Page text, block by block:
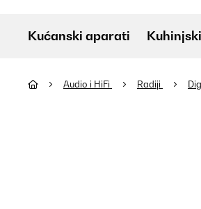
Kućanski aparati
Audio i HiFi Radiji